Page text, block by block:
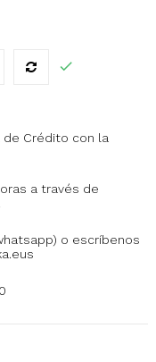
de Crédito con la
a través de
o escríbenos